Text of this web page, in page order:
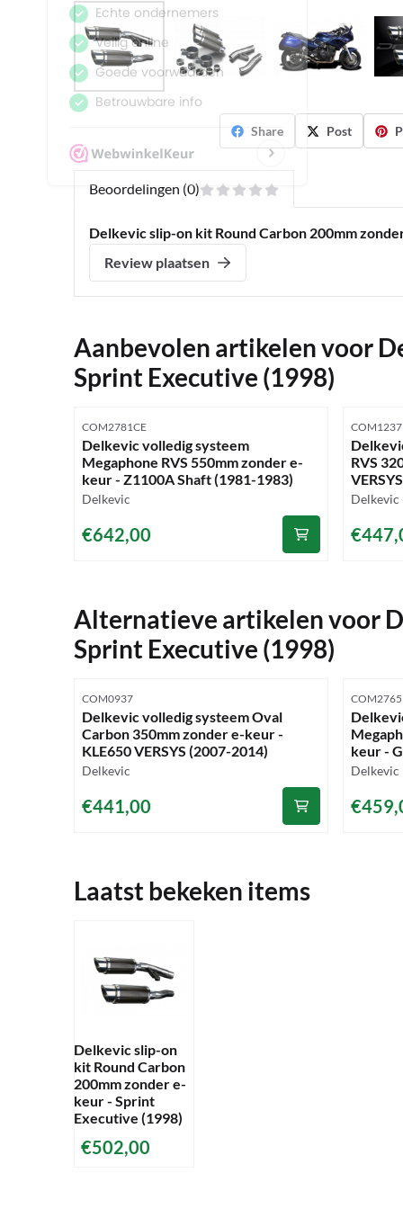
Share Post
Beoordelingen (0)
Delkevic slip-on kit Round Carbon 200mm
Review plaatsen
Aanbevolen artikelen voor
Sprint Executive (1998)
Artikelnummer
COM2781CE
Delkevic volledig systeem
Megaphone RVS 550mm zonder e-
keur - Z1100A Shaft (1981-1983)
Merk:
Delkevic
Prijs: 642,00
€642,00
COM1237
RVS
Merk:
Delkevic
Prijs:
Alternatieve artikelen voor
Sprint Executive (1998)
Artikelnummer
COM0937
Delkevic volledig systeem Oval
Carbon 350mm zonder e-keur -
KLE650 VERSYS (2007-2014)
Merk:
Delkevic
Prijs: 441,00
€441,00
COM2765
keur -
Merk:
Delkevic
Prijs:
Laatst bekeken items
Delkevic slip-on
kit Round Carbon
200mm zonder e-
keur - Sprint
Executive (1998)
€502,00